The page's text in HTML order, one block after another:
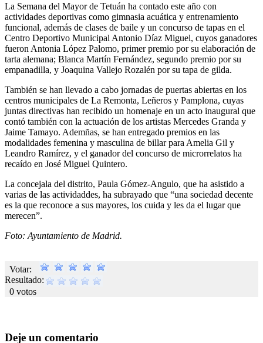
La Semana del Mayor de Tetuán ha contado este año con
actividades deportivas como gimnasia acuática y entrenamiento
funcional, además de clases de baile y un concurso de tapas en el
Centro Deportivo Municipal Antonio Díaz Miguel, cuyos ganadores
fueron Antonia López Palomo, primer premio por su elaboración de
tarta alemana; Blanca Martín Fernández, segundo premio por su
empanadilla, y Joaquina Vallejo Rozalén por su tapa de gilda.
También se han llevado a cabo jornadas de puertas abiertas en los
centros municipales de La Remonta, Leñeros y Pamplona, cuyas
juntas directivas han recibido un homenaje en un acto inaugural que
contó también con la actuación de los artistas Mercedes Granda y
Jaime Tamayo. Ademñas, se han entregado premios en las
modalidades femenina y masculina de billar para Amelia Gil y
Leandro Ramírez, y el ganador del concurso de microrrelatos ha
recaído en José Miguel Quintero.
La concejala del distrito, Paula Gómez-Angulo, que ha asistido a
varias de las actividaddes, ha subrayado que “una sociedad decente
es la que reconoce a sus mayores, los cuida y les da el lugar que
merecen”.
Foto: Ayuntamiento de Madrid.
Votar:
Resultado:
0 votos
Deje un comentario